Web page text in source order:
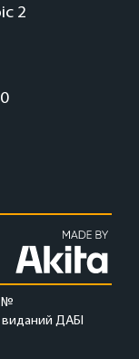
2
№
виданий ДАБІ